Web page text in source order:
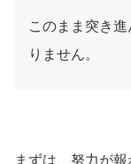
このまま突き
りません。
まずは、努力が